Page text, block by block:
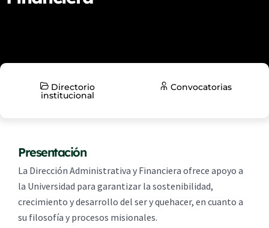
Directorio
institucional
Convocatorias
Presentación
La Dirección Administrativa y Financiera ofrece apoyo a
la Universidad para garantizar la sostenibilidad,
crecimiento y desarrollo del ser y quehacer, en cuanto a
su filosofía y procesos misionales.